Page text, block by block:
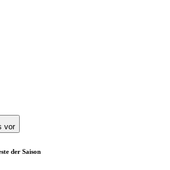
vor
der Saison